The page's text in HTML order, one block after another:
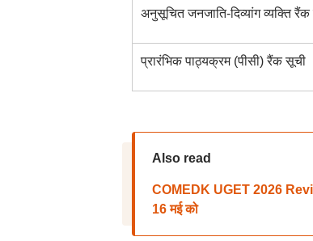
अनुसूचित जनजाति-दिव्यांग व्यक्ति
प्रारंभिक पाठ्यक्रम (पीसी) रैंक सूची
Also read
COMEDK UGET 2026
16 मई को